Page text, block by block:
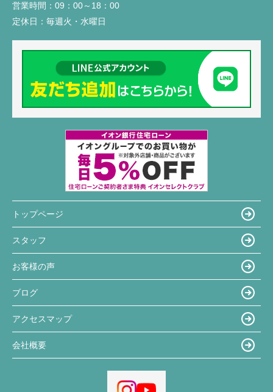
営業時間： 09：00～18：00
定休日： 毎週火・水曜日
トップページ
スタッフ
お客様の声
ブログ
アクセスマップ
会社概要